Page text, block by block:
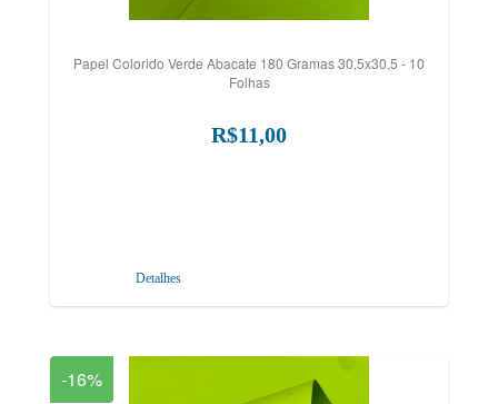
Papel Colorido Verde Abacate 180 Gramas 30,5x30,5 - 10
Folhas
R$11,00
Detalhes
-16%